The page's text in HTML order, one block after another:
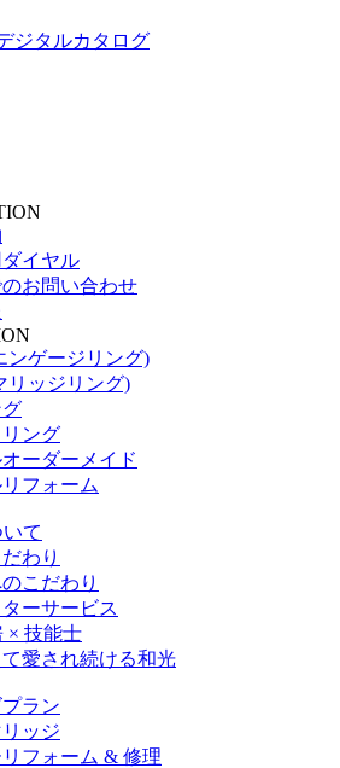
ジタルカタログ
ンゲージリング)
リッジリング)
ング
ーダーメイド
フォーム
て
わり
こだわり
ーサービス
× 技能士
愛され続ける和光
ラン
ッジ
フォーム & 修理